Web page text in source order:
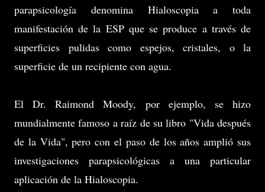
parapsicología denomina Hialoscopia a toda
manifestación de la ESP que se produce a través de
superficies pulidas como espejos, cristales, o la
superficie de un recipiente con agua.
El Dr. Raimond Moody, por ejemplo, se hizo
mundialmente famoso a raíz de su libro "Vida después
de la Vida", pero con el paso de los años amplió sus
investigaciones parapsicológicas a una particular
aplicación de la Hialoscopia.